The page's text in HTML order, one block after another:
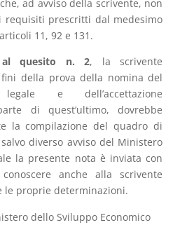
che, ad avviso della scrivente, non
requisiti prescritti dal medesimo
11, 92 e 131.
al quesito n. 2, la scrivente
della prova della nomina del
legale e dell’accettazione
di quest’ultimo, dovrebbe
la compilazione del quadro di
diverso avviso del Ministero
la presente nota è inviata con
anche alla scrivente
le proprie determinazioni.
dello Sviluppo Economico